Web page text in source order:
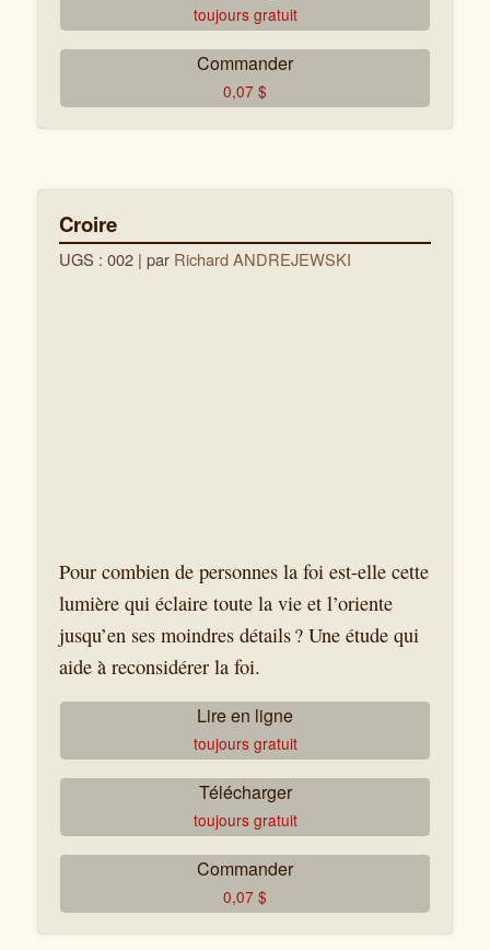
toujours gratuit
Commander
0,07 $
Croire
UGS : 002 | par Richard ANDREJEWSKI
Pour combien de personnes la foi est-elle cette
lumière qui éclaire toute la vie et l’oriente
jusqu’en ses moindres détails ? Une étude qui
aide à reconsidérer la foi.
Lire en ligne
toujours gratuit
Télécharger
toujours gratuit
Commander
0,07 $